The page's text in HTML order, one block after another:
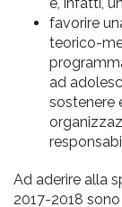
favorire
teorico-
ad
sostenere
Ad aderire alla
2017-2018